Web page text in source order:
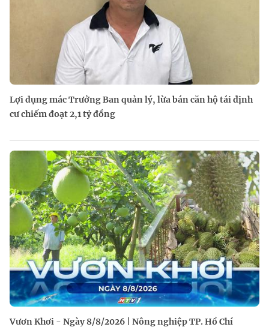
Lợi dụng mác Trưởng Ban quản lý, lừa bán căn hộ tái định
cư chiếm đoạt 2,1 tỷ đồng
Vươn Khơi - Ngày 8/8/2026 | Nông nghiệp TP. Hồ Chí